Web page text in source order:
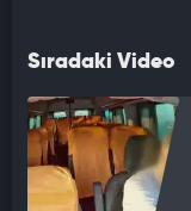
Sıradaki Video